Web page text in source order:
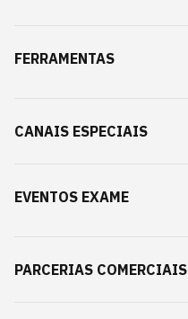
FERRAMENTAS
CANAIS ESPECIAIS
EVENTOS EXAME
PARCERIAS COMERCIAIS